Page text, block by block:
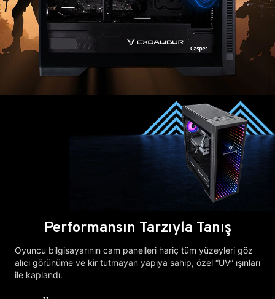
Performansın Tarzıyla Tanış
Oyuncu bilgisayarının cam panelleri hariç tüm yüzeyleri göz
alıcı görünüme ve kir tutmayan yapıya sahip, özel “UV” ışınları
ile kaplandı.